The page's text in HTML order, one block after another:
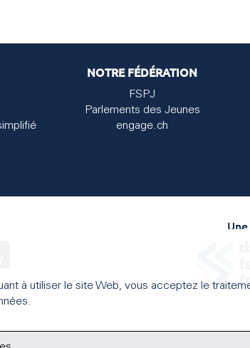
NOTRE FÉDÉRATION
FSPJ
Parlements des Jeunes
engage.ch
à utiliser le site Web, vous acceptez le